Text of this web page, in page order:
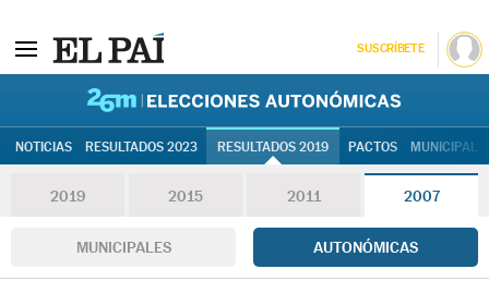
SUSCRÍBETE
NOTICIAS RESULTADOS 2023 RESULTADOS 2019 PACTOS
2019 2015 2011 2007
MUNICIPALES AUTONÓMICAS